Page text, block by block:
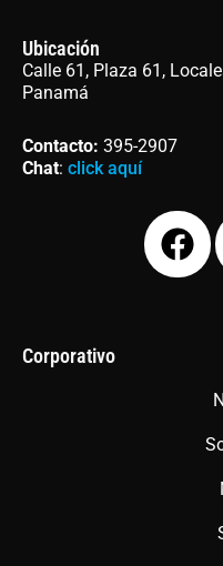
Ubicación
Calle 61, Plaza 61,
Panamá
Contacto: 395-2907
Chat: click aquí
F
a
Corporativo